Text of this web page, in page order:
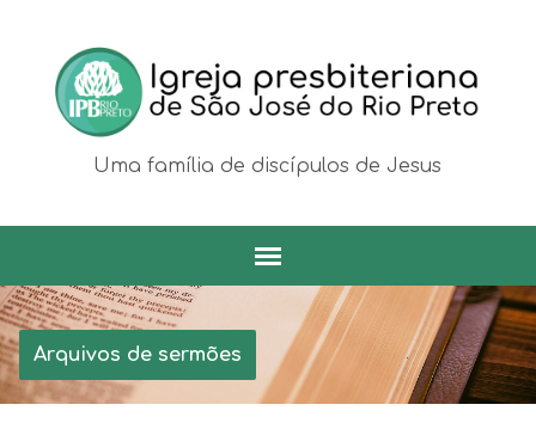
Uma família de discípulos de Jesus
Arquivos de sermões